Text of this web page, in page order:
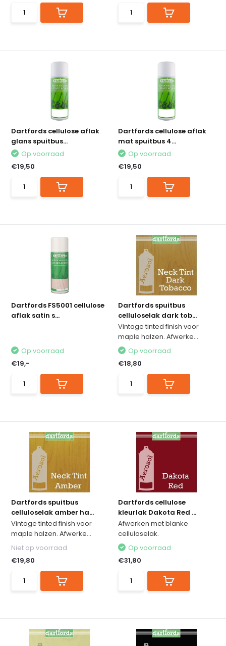
Dartfords cellulose aflak
glans spuitbus...
Op voorraad
€19,50
Dartfords cellulose aflak
mat spuitbus 4...
Op voorraad
€19,50
Dartfords FS5001 cellulose
aflak satin s...
Op voorraad
€19,-
Dartfords spuitbus
celluloselak dark tob...
Vintage tinted finish voor
maple halzen. Afwerke...
Op voorraad
€18,80
Dartfords spuitbus
celluloselak amber ha...
Vintage tinted finish voor
maple halzen. Afwerke...
Niet op voorraad
€19,80
Dartfords cellulose
kleurlak Dakota Red ...
Afwerken met blanke
celluloselak.
Op voorraad
€31,80